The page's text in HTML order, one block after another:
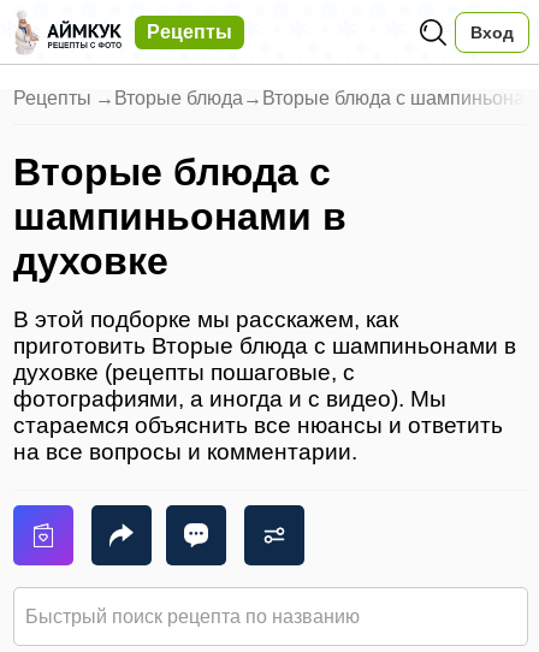
Рецепты Вход
Рецепты → Вторые блюда → Вторые блюда с
Вторые блюда с
шампиньонами в
духовке
В этой подборке мы расскажем, как
приготовить Вторые блюда с шампиньонами в
духовке (рецепты пошаговые, с
фотографиями, а иногда и с видео). Мы
стараемся объяснить все нюансы и ответить
на все вопросы и комментарии.